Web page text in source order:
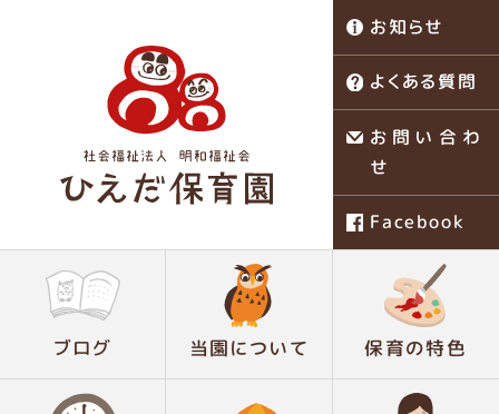
稗田保育園
お知らせ
よくある質問
お問い合わ
せ
Facebook
ブログ 当園について 保育の特色